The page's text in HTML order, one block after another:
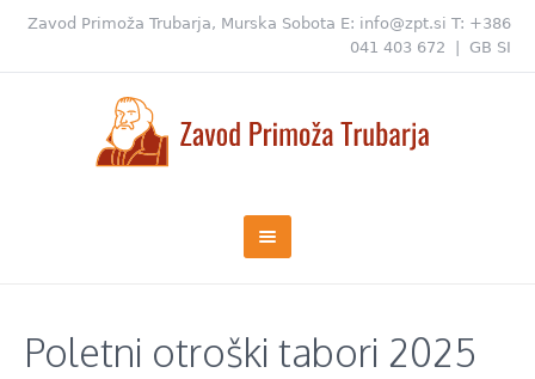
Zavod Primoža Trubarja, Murska Sobota E: info@zpt.si T: +386
041 403 672
GB SI
Poletni otroški tabori 2025